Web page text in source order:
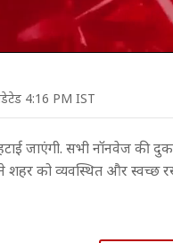
4:16 PM IST
जाएंगी. सभी नॉनवेज की
शहर को व्यवस्थित और स्वच्छ